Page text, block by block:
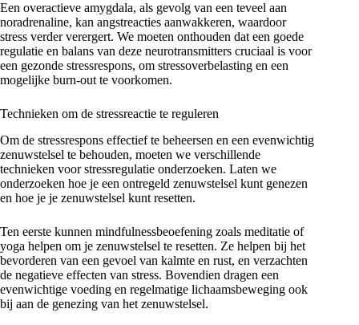
Een overactieve amygdala, als gevolg van een teveel aan
noradrenaline, kan angstreacties aanwakkeren, waardoor
stress verder verergert. We moeten onthouden dat een goede
regulatie en balans van deze neurotransmitters cruciaal is voor
een gezonde stressrespons, om stressoverbelasting en een
mogelijke burn-out te voorkomen.
Technieken om de stressreactie te reguleren
Om de stressrespons effectief te beheersen en een evenwichtig
zenuwstelsel te behouden, moeten we verschillende
technieken voor stressregulatie onderzoeken. Laten we
onderzoeken hoe je een ontregeld zenuwstelsel kunt genezen
en hoe je je zenuwstelsel kunt resetten.
Ten eerste kunnen mindfulnessbeoefening zoals meditatie of
yoga helpen om je zenuwstelsel te resetten. Ze helpen bij het
bevorderen van een gevoel van kalmte en rust, en verzachten
de negatieve effecten van stress. Bovendien dragen een
evenwichtige voeding en regelmatige lichaamsbeweging ook
bij aan de genezing van het zenuwstelsel.